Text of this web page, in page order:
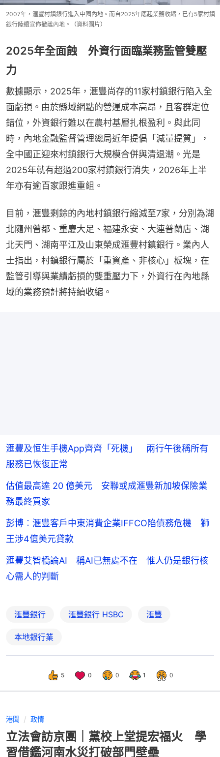
2007年，滙豐村鎮銀行進入中國內地。而自2025年底起業務收縮，已有5家村鎮
銀行陸續宣佈撤離內地。（資料圖片）
2025年全面蝕 外資行面臨業務監管雙壓
力
數據顯示，2025年，滙豐尚存的11家村鎮銀行陷入全
面虧損。由於縣域網點的營運成本高昂，且客群定位
錯位，外資銀行難以在農村基層扎根盈利。與此同
時，內地金融監督管理總局近年提倡「減量提質」，
全中國正迎來村鎮銀行大規模合併與清退潮。光是
2025年就有超過200家村鎮銀行消失，2026年上半
年亦有逾百家跟進重組。
目前，滙豐剩餘的內地村鎮銀行縮減至7家，分別為湖
北隨州曾都、重慶大足、福建永安、大連普蘭店、湖
北天門、湖南平江及山東榮成滙豐村鎮銀行。業內人
士指出，村鎮銀行屬於「重資產、非核心」板塊，在
監管引導與業績虧損的雙重壓力下，外資行在內地縣
域的業務預計將持續收縮。
滙豐及恒生手機App齊齊「死機」 兩行午後稱所有
服務已恢復正常
估值最高達 20 億美元 安聯或成滙豐新加坡保險業
務最終買家
彭博︰滙豐客戶中東消費企業IFFCO陷債務危機 獅
王涉4億美元貸款
滙豐艾智橋論AI 稱AI已無處不在 惟人仍是銀行核
心需人的判斷
滙豐銀行 滙豐銀行 HSBC 滙豐
本地銀行業
5 0 0 1 0
港聞 政情
立法會訪京團｜黨校上堂提宏福火 學
習借鑑河南水災打破部門壁壘